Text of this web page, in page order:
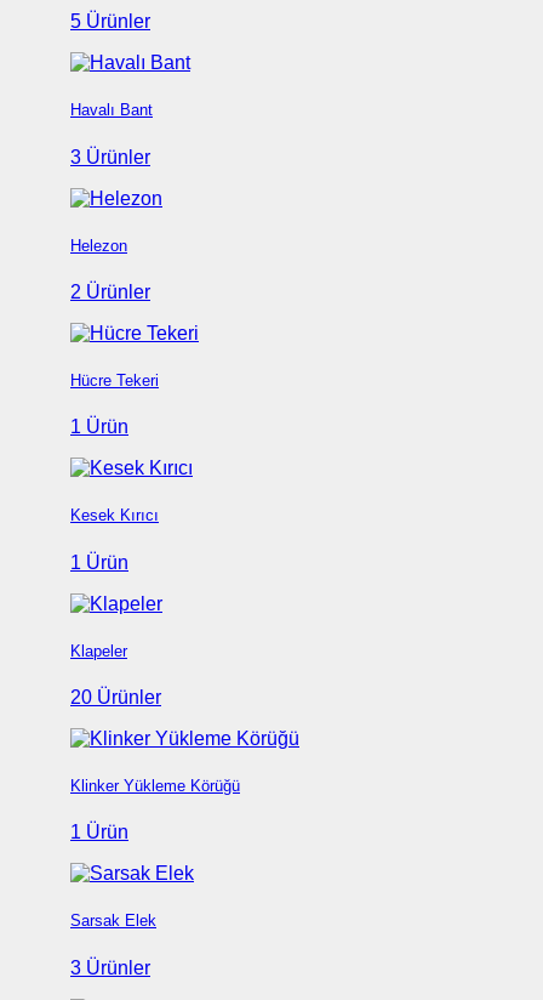
5 Ürünler
Havalı Bant
3 Ürünler
Helezon
2 Ürünler
Hücre Tekeri
1 Ürün
Kesek Kırıcı
1 Ürün
Klapeler
20 Ürünler
Klinker Yükleme Körüğü
1 Ürün
Sarsak Elek
3 Ürünler